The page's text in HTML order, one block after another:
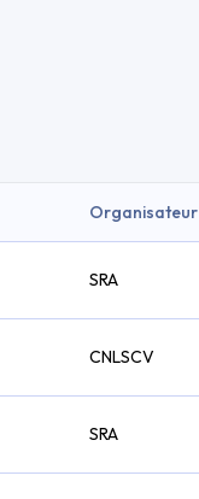
Organisateur
SRA
CNLSCV
SRA